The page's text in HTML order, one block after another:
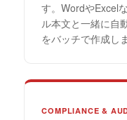
す。WordやExcel
ル本文と一緒に自
をバッチで作成し
COMPLIANCE &